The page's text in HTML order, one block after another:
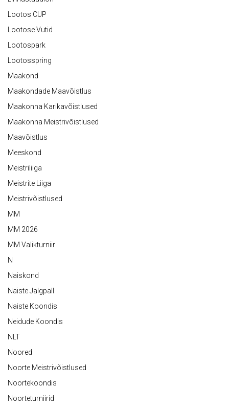
Lootos CUP
Lootose Vutid
Lootospark
Lootosspring
Maakond
Maakondade Maavõistlus
Maakonna Karikavõistlused
Maakonna Meistrivõistlused
Maavõistlus
Meeskond
Meistriliiga
Meistrite Liiga
Meistrivõistlused
MM
MM 2026
MM Valikturniir
N
Naiskond
Naiste Jalgpall
Naiste Koondis
Neidude Koondis
NLT
Noored
Noorte Meistrivõistlused
Noortekoondis
Noorteturniirid